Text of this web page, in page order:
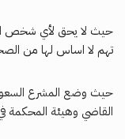
حيث لا يحق لأي شخص
تهم لا اساس لها من
حيث وضع المشرع السعودي
القاضي وهيئة المحكمة